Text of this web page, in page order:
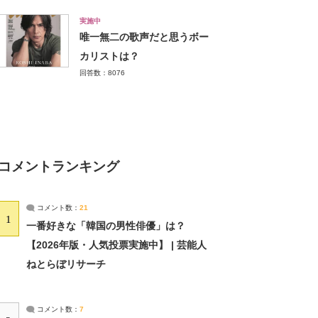
実施中
唯一無二の歌声だと思うボー
カリストは？
回答数：8076
メントランキング
1
コメント数： 21
一番好きな「韓国の男性俳優」は？
【2026年版・人気投票実施中】 | 芸能人
ねとらぼリサーチ
コメント数： 7